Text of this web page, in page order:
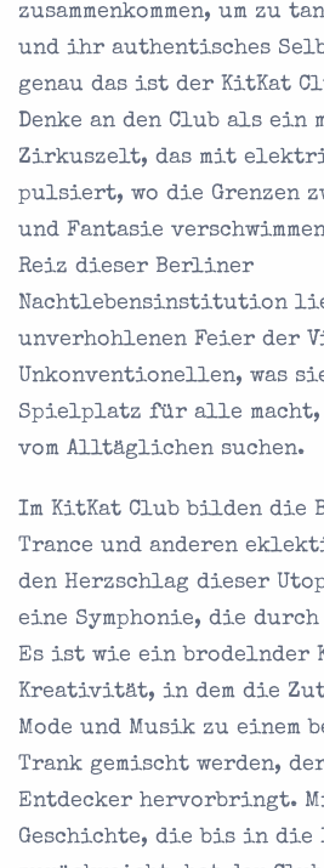
zusammenkommen, um zu
und ihr authentisches
genau das ist der KitKat
Denke an den Club als ein
Zirkuszelt, das mit
pulsiert, wo die Grenzen
und Fantasie
Reiz dieser Berliner
Nachtlebensinstitution
unverhohlenen Feier der
Unkonventionellen, was
Spielplatz für alle
vom Alltäglichen suchen.
Im KitKat Club bilden die
Trance und anderen
den Herzschlag dieser
eine Symphonie, die
Es ist wie ein brodelnder
Kreativität, in dem die
Mode und Musik zu einem
Trank gemischt werden,
Entdecker hervorbringt.
Geschichte, die bis in die